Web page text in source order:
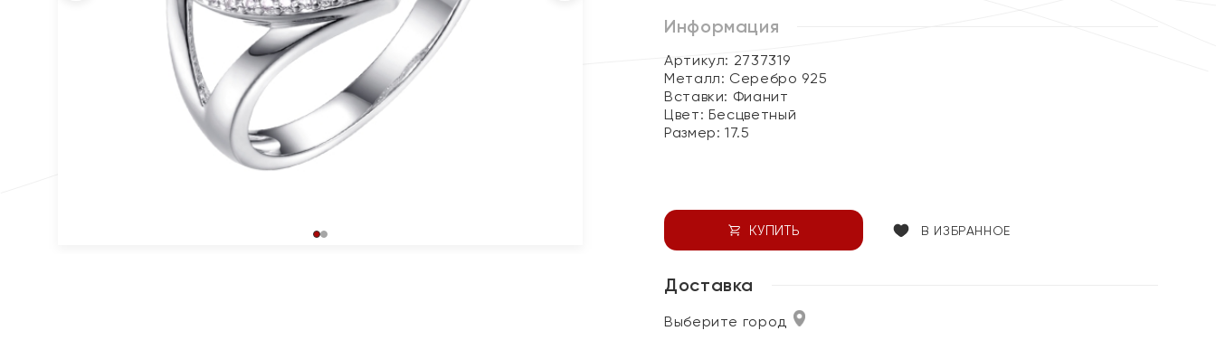
Информация
Артикул: 2737319
Металл: Серебро 925
Вставки: Фианит
Цвет: Бесцветный
Размер:17.5
КУПИТЬ В ИЗБРАННОЕ
Доставка
Выберите город